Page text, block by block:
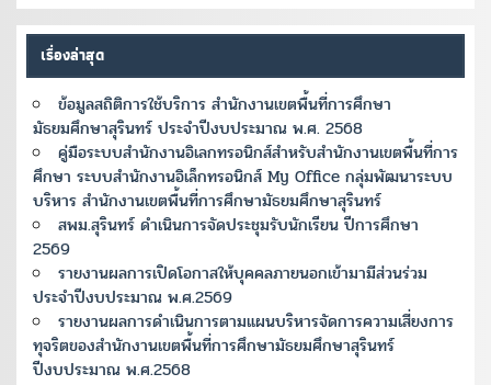
เรื่องล่าสุด
ข้อมูลสถิติการใช้บริการ สำนักงานเขตพื้นที่การศึกษา
มัธยมศึกษาสุรินทร์ ประจำปีงบประมาณ พ.ศ. 2568
คู่มือระบบสำนักงานอิเลกทรอนิกส์สำหรับสำนักงานเขตพื้นที่การ
ศึกษา ระบบสำนักงานอิเล็กทรอนิกส์ My Office กลุ่มพัฒนาระบบ
บริหาร สำนักงานเขตพื้นที่การศึกษามัธยมศึกษาสุรินทร์
สพม.สุรินทร์ ดำเนินการจัดประชุมรับนักเรียน ปีการศึกษา
2569
รายงานผลการเปิดโอกาสให้บุคคลภายนอกเข้ามามีส่วนร่วม
ประจำปีงบประมาณ พ.ศ.2569
รายงานผลการดำเนินการตามแผนบริหารจัดการความเสี่ยงการ
ทุจริตของสำนักงานเขตพื้นที่การศึกษามัธยมศึกษาสุรินทร์
ปีงบประมาณ พ.ศ.2568